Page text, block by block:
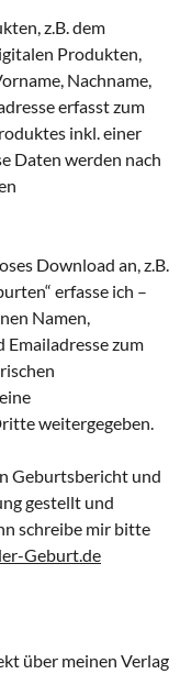
z.B. dem
Produkten,
Nachname,
erfasst zum
inkl. einer
Daten werden nach
Download an, z.B.
erfasse ich –
Namen,
Emailadresse zum
weitergegeben.
Geburtsbericht und
gestellt und
schreibe mir bitte
Geburt.de
über meinen Verlag